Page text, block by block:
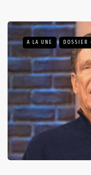
A LA UNE DOSSIER